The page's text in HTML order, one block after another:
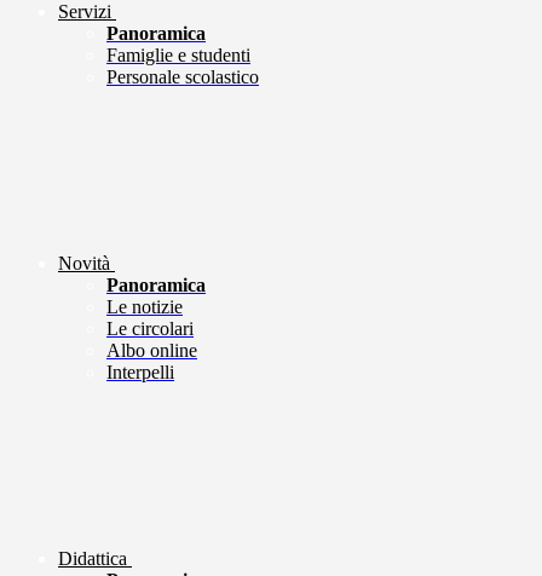
Servizi
Panoramica
Famiglie e studenti
Personale scolastico
Novità
Panoramica
Le notizie
Le circolari
Albo online
Interpelli
Didattica